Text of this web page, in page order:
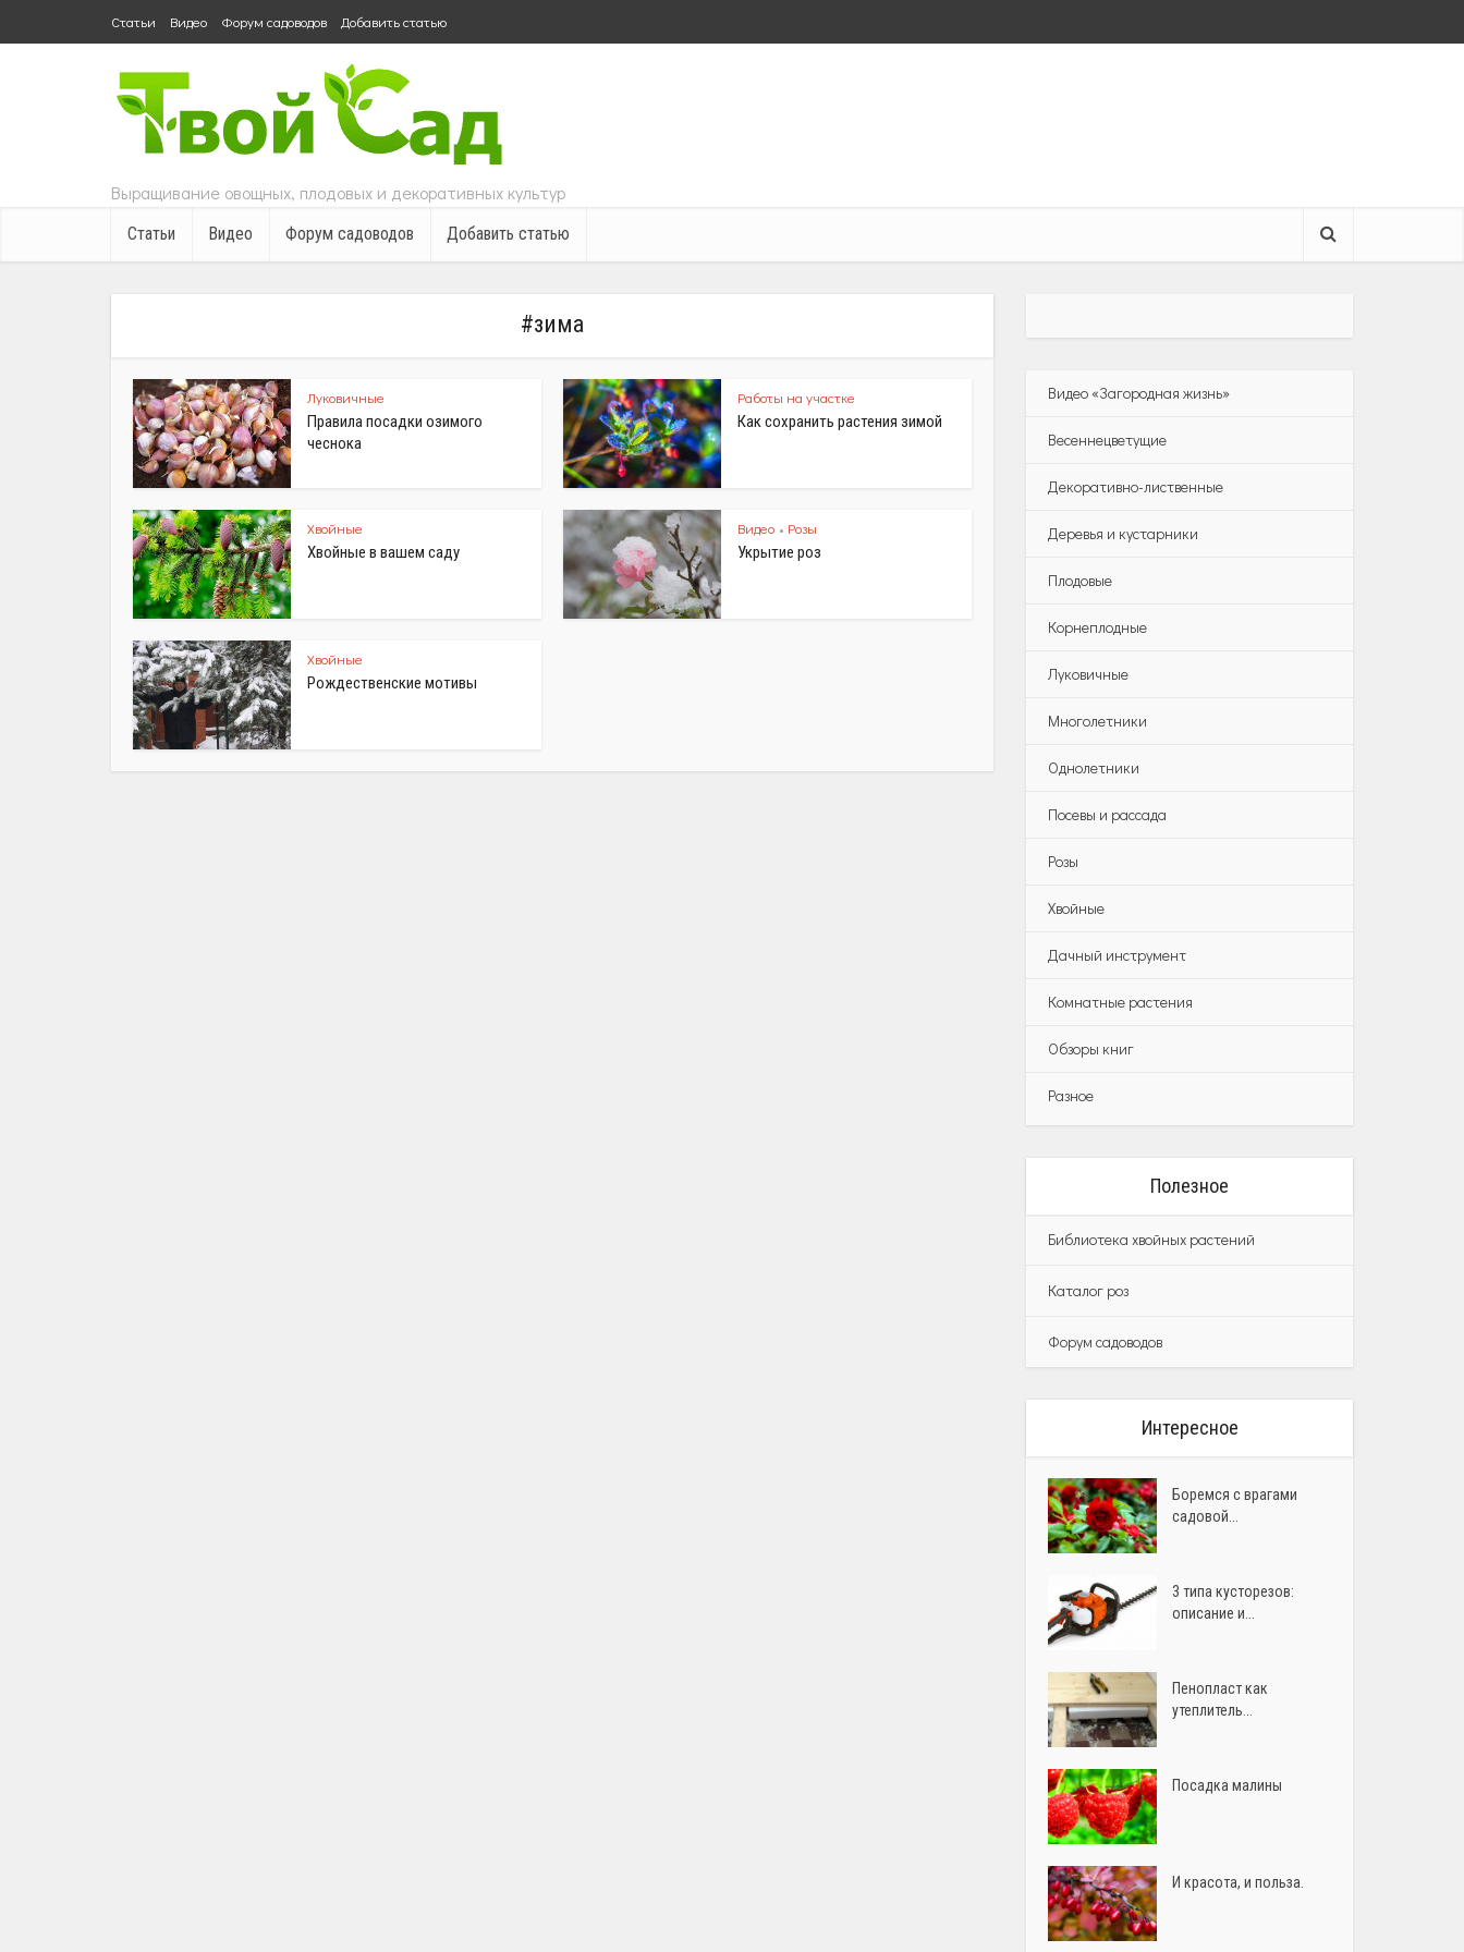
Статьи Видео Форум садоводов Добавить статью
Выращивание овощных, плодовых и декоративных культур
Статьи Видео Форум садоводов Добавить статью
#зима
Луковичные
Правила посадки озимого
чеснока
Работы на участке
Как сохранить растения зимой
Хвойные
Хвойные в вашем саду
Видео • Розы
Укрытие роз
Хвойные
Рождественские мотивы
Видео «Загородная жизнь»
Весеннецветущие
Декоративно-лиственные
Деревья и кустарники
Плодовые
Корнеплодные
Луковичные
Многолетники
Однолетники
Посевы и рассада
Розы
Хвойные
Дачный инструмент
Комнатные растения
Обзоры книг
Разное
Полезное
Библиотека хвойных растений
Каталог роз
Форум садоводов
Интересное
Боремся с врагами
садовой...
3 типа кусторезов:
описание и...
Пенопласт как
утеплитель...
Посадка малины
И красота, и польза.